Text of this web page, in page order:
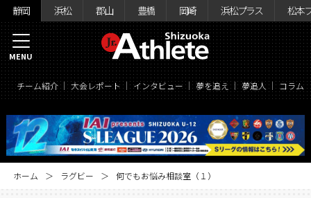
静岡 浜松 郡山 豊橋 岡崎 浜松プラス 松本
チーム紹介 大会レポート インタビュー 夢を追え 夢追人 コラム
MENU
ホーム ラグビー 何でもお悩み相談室（１）